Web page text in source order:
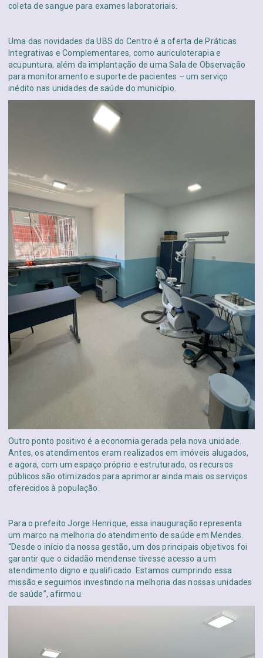
coleta de sangue para exames laboratoriais.
Uma das novidades da UBS do Centro é a oferta de Práticas
Integrativas e Complementares, como auriculoterapia e
acupuntura, além da implantação de uma Sala de Observação
para monitoramento e suporte de pacientes – um serviço
inédito nas unidades de saúde do município.
Outro ponto positivo é a economia gerada pela nova unidade.
Antes, os atendimentos eram realizados em imóveis alugados,
e agora, com um espaço próprio e estruturado, os recursos
públicos são otimizados para aprimorar ainda mais os serviços
oferecidos à população.
Para o prefeito Jorge Henrique, essa inauguração representa
um marco na melhoria do atendimento de saúde em Mendes.
“Desde o início da nossa gestão, um dos principais objetivos foi
garantir que o cidadão mendense tivesse acesso a um
atendimento digno e qualificado. Estamos cumprindo essa
missão e seguimos investindo na melhoria das nossas unidades
de saúde”, afirmou.